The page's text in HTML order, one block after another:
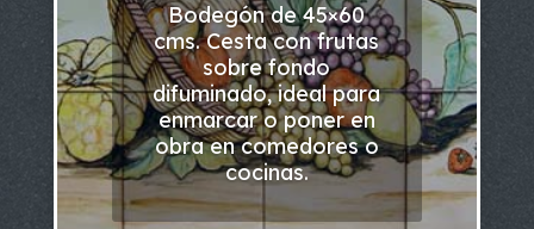
Bodegón de 45×60
cms. Cesta con frutas
sobre fondo
difuminado, ideal para
enmarcar o poner en
obra en comedores o
cocinas.